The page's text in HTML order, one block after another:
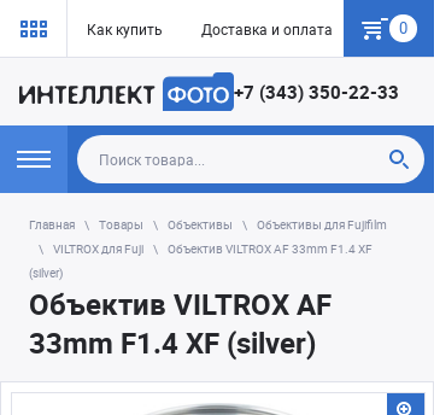
Как купить Доставка и оплата Гарантия
0
+7 (343) 350-22-33
Главная Товары Объективы
Объективы для Fujifilm
VILTROX для Fuji
Объектив VILTROX AF 33mm F1.4 XF
(silver)
Объектив VILTROX AF
33mm F1.4 XF (silver)